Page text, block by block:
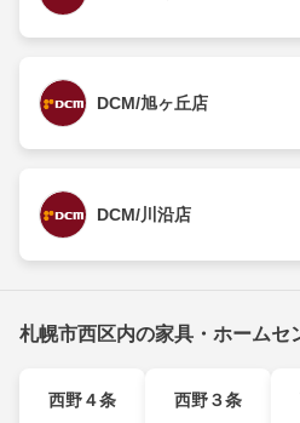
DCM/旭ヶ丘店
DCM/川沿店
札幌市西区内の家具・ホームセ
西野４条 西野３条